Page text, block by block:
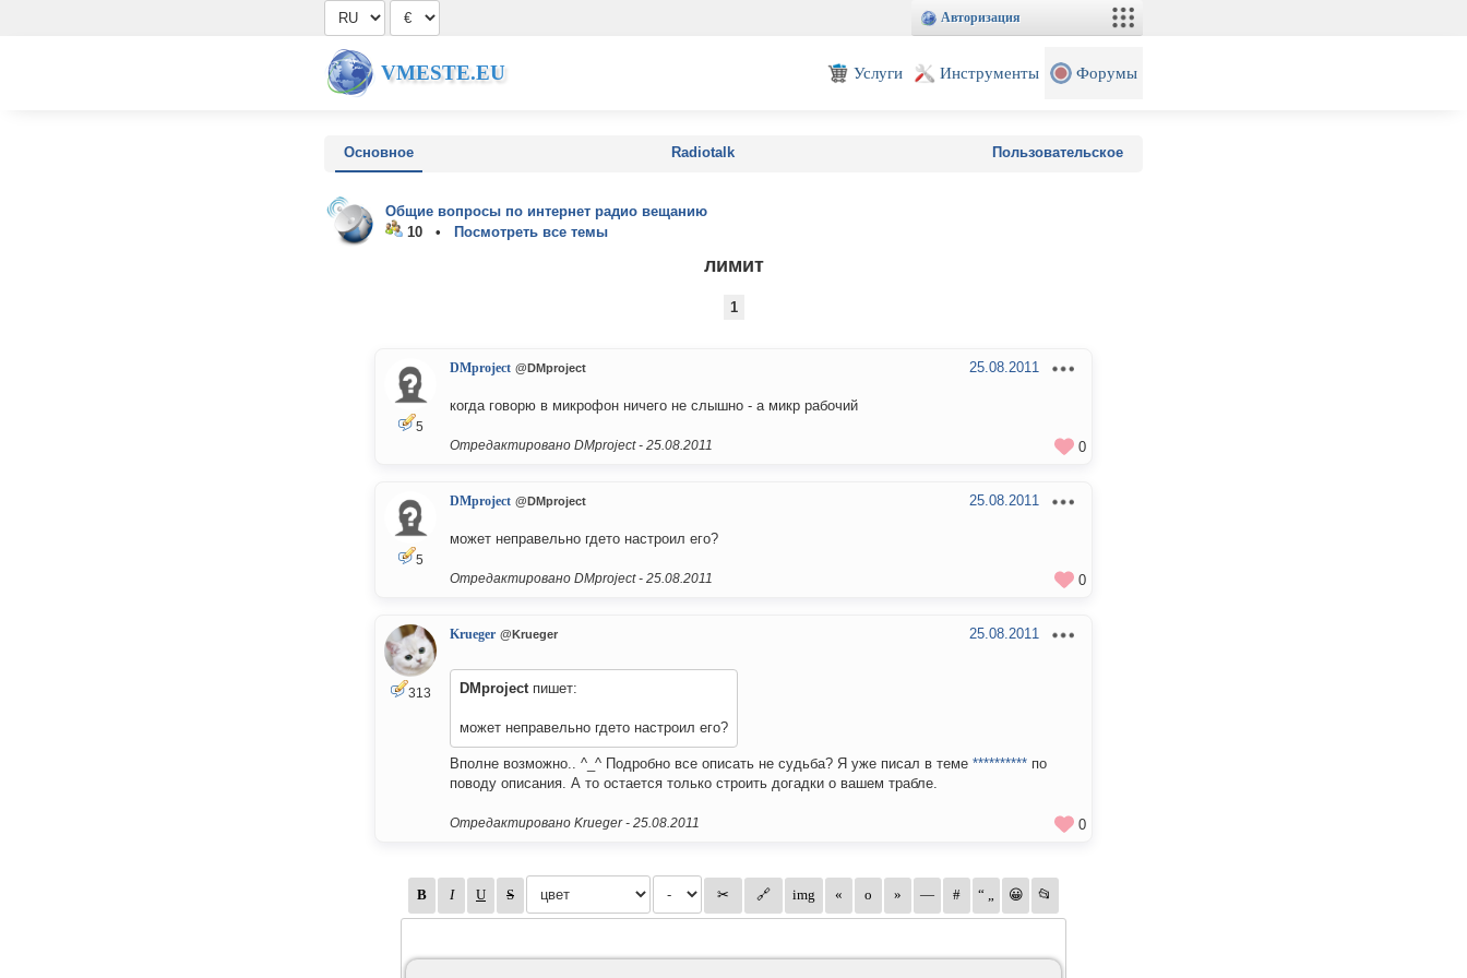
Авторизация
VMESTE.EU Услуги Инструменты Форумы
Основное Radiotalk Пользовательское
Общие вопросы по интернет радио вещанию
10 •
Посмотреть все темы
лимит
1
5
DMproject @DMproject 25.08.2011
когда говорю в микрофон ничего не слышно - а микр рабочий
Отредактировано DMproject - 25.08.2011 0
5
DMproject @DMproject 25.08.2011
может неправельно гдето настроил его?
Отредактировано DMproject - 25.08.2011 0
313
Krueger @Krueger 25.08.2011
DMprojectпишет:
может неправельно гдето настроил его?
Вполне возможно.. ^_^ Подробно все описать не судьба? Я уже писал в теме ********** по
поводу описания. А то остается только строить догадки о вашем трабле.
Отредактировано Krueger - 25.08.2011 0